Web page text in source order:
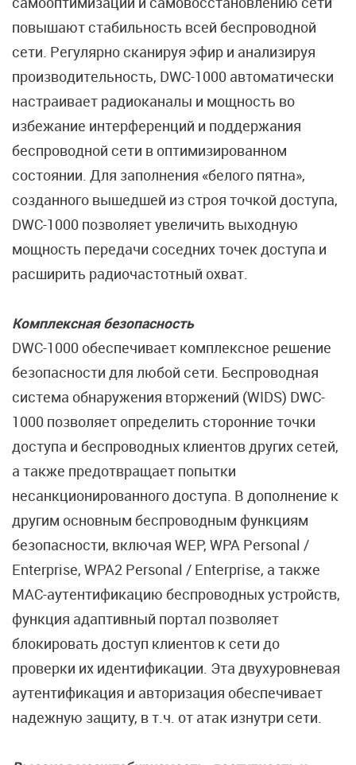
повышают стабильность всей беспроводной
сети. Регулярно сканируя эфир и анализируя
производительность, DWC-1000 автоматически
настраивает радиоканалы и мощность во
избежание интерференций и поддержания
беспроводной сети в оптимизированном
состоянии. Для заполнения «белого пятна»,
созданного вышедшей из строя точкой доступа,
DWC-1000 позволяет увеличить выходную
мощность передачи соседних точек доступа и
расширить радиочастотный охват.
Комплексная безопасность
DWC-1000 обеспечивает комплексное решение
безопасности для любой сети. Беспроводная
система обнаружения вторжений (WIDS) DWC-
1000 позволяет определить сторонние точки
доступа и беспроводных клиентов других сетей,
а также предотвращает попытки
несанкционированного доступа. В дополнение к
другим основным беспроводным функциям
безопасности, включая WEP, WPA Personal /
Enterprise, WPA2 Personal / Enterprise, а также
MAC-аутентификацию беспроводных устройств,
функция адаптивный портал позволяет
блокировать доступ клиентов к сети до
проверки их идентификации. Эта двухуровневая
аутентификация и авторизация обеспечивает
надежную защиту, в т.ч. от атак изнутри сети.